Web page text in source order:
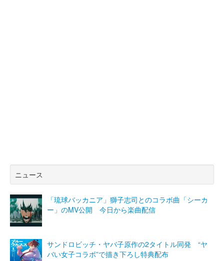
ニュース
「琉球バッカニア」獅子志司とのコラボ曲「シーカ
ー」のMV公開 今日から楽曲配信
サンドロビッチ・ヤバ子原作の2タイトル同発 “ヤ
バい女子コラボ”で描き下ろし特典配布